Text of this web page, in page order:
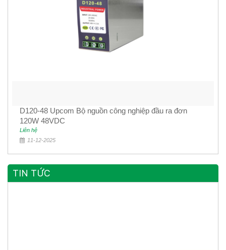
D120-48 Upcom Bộ nguồn công nghiệp đầu ra đơn
120W 48VDC
Liên hệ
11-12-2025
TIN TỨC